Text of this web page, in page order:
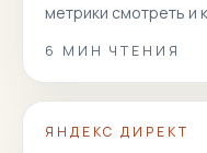
метрики смотреть и
6 МИН ЧТЕНИЯ
ЯНДЕКС ДИРЕКТ